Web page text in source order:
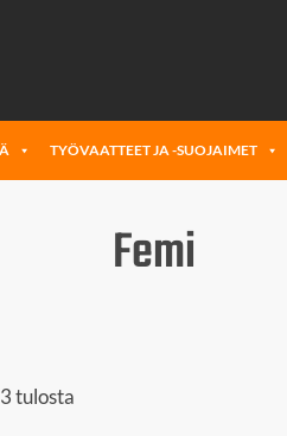
TYÖVAATTEET JA -SUOJAIMET
Femi
tulosta